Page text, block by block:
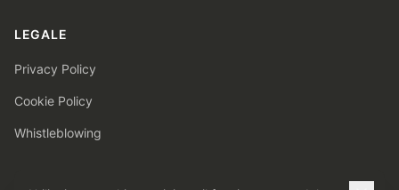
LEGALE
Privacy Policy
Cookie Policy
Whistleblowing